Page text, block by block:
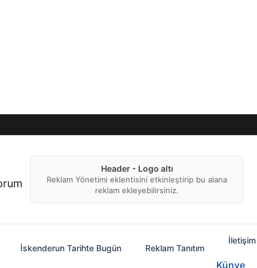
Header - Logo altı
Reklam Yönetimi eklentisini etkinleştirip bu alana
reklam ekleyebilirsiniz.
İskenderun Tarihte Bugün Reklam Tanıtım
İletişim
Künye